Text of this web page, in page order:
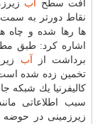
افت سطح آب
نقاط دورتر به سمت
ها رها شده و چاه
برداشت از آب
كالیفرنیا یك شبكه
سبب اطلاعاتی
زیرزمینی در حوضه